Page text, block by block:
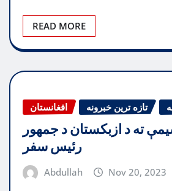
READ MORE
افغانستان تازه ترین خبرونه
ته د ازبکستان د جمهور
رئیس سفر
Abdullah Nov 20, 2023